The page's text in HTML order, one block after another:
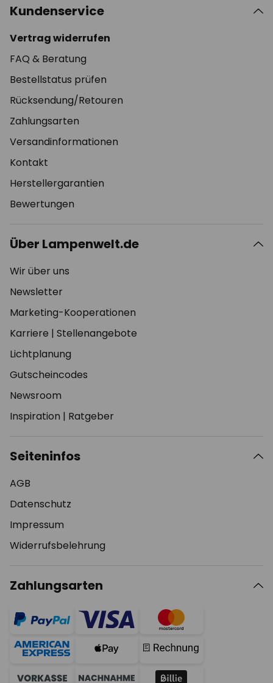
Kundenservice
Vertrag widerrufen
FAQ & Beratung
Bestellstatus prüfen
Rücksendung/Retouren
Zahlungsarten
Versandinformationen
Kontakt
Herstellergarantien
Bewertungen
Über Lampenwelt.de
Wir über uns
Newsletter
Marketing-Kooperationen
Karriere | Stellenangebote
Lichtplanung
Gutscheincodes
Newsroom
Inspiration | Ratgeber
Seiteninfos
AGB
Datenschutz
Impressum
Widerrufsbelehrung
Zahlungsarten